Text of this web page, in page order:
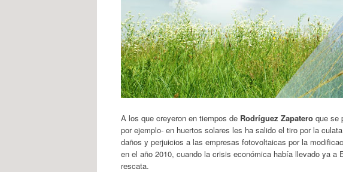
A los que creyeron en tiempos de Rodríguez Zapatero que se
por ejemplo- en huertos solares les ha salido el tiro por la
daños y perjuicios a las empresas fotovoltaicas por la
en el año 2010, cuando la crisis económica había llevado ya
rescata.